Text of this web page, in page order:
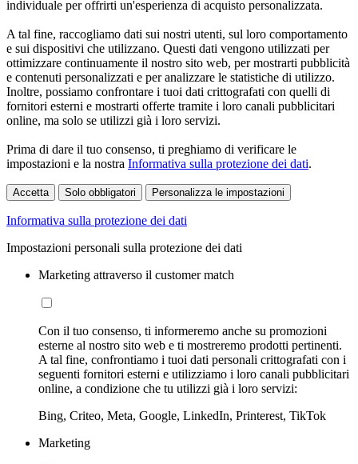
individuale per offrirti un'esperienza di acquisto personalizzata.
A tal fine, raccogliamo dati sui nostri utenti, sul loro comportamento
e sui dispositivi che utilizzano. Questi dati vengono utilizzati per
ottimizzare continuamente il nostro sito web, per mostrarti pubblicità
e contenuti personalizzati e per analizzare le statistiche di utilizzo.
Inoltre, possiamo confrontare i tuoi dati crittografati con quelli di
fornitori esterni e mostrarti offerte tramite i loro canali pubblicitari
online, ma solo se utilizzi già i loro servizi.
Prima di dare il tuo consenso, ti preghiamo di verificare le
impostazioni e la nostra Informativa sulla protezione dei dati.
Accetta Solo obbligatori Personalizza le impostazioni
Informativa sulla protezione dei dati
Impostazioni personali sulla protezione dei dati
Marketing attraverso il customer match
Con il tuo consenso, ti informeremo anche su promozioni
esterne al nostro sito web e ti mostreremo prodotti pertinenti.
A tal fine, confrontiamo i tuoi dati personali crittografati con i
seguenti fornitori esterni e utilizziamo i loro canali pubblicitari
online, a condizione che tu utilizzi già i loro servizi:
Bing, Criteo, Meta, Google, LinkedIn, Printerest, TikTok
Marketing